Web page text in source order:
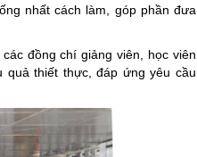
nhất cách làm, góp phần đưa
đồng chí giảng viên, học viên
quả thiết thực, đáp ứng yêu cầu